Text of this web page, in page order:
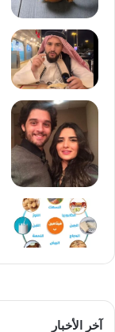
آخر الأخبار